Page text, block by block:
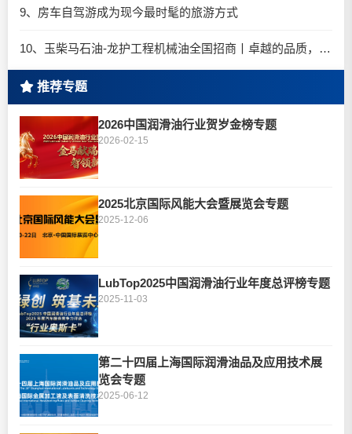
9、房车自驾游成为现今最时髦的旅游方式
10、玉柴马石油-龙护工程机械油全国招商丨卓越的品质，专业的品牌！
推荐专题
2026中国润滑油行业贺岁金榜专题
2026-02-15
2025北京国际风能大会暨展览会专题
2025-12-06
LubTop2025中国润滑油行业年度总评榜专题
2025-11-03
第二十四届上海国际润滑油品及应用技术展
览会专题
2025-06-12